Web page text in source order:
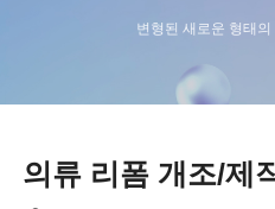
변형된 새로운 형태
의류 리폼 개조/제